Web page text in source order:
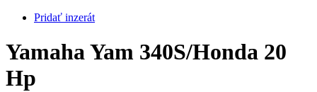
Pridať inzerát
Yamaha Yam 340S/Honda 20
Hp